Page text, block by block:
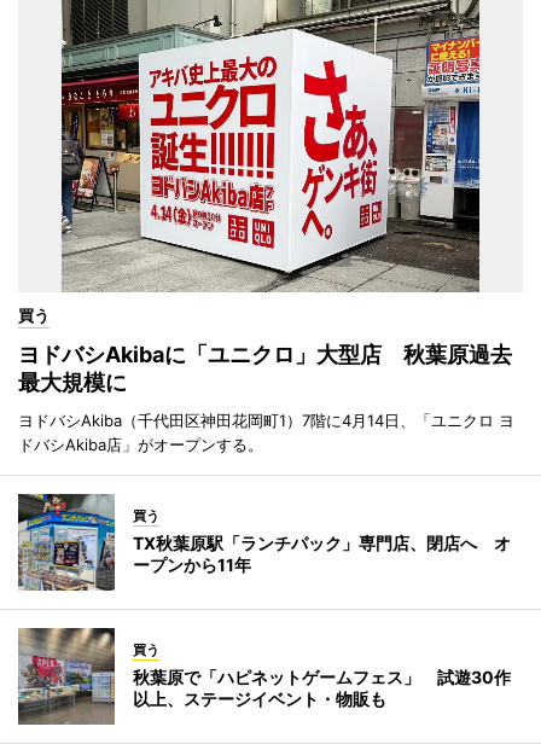
買う
ヨドバシAkibaに「ユニクロ」大型店 秋葉原過去
最大規模に
ヨドバシAkiba（千代田区神田花岡町1）7階に4月14日、「ユニクロ ヨ
ドバシAkiba店」がオープンする。
買う
TX秋葉原駅「ランチパック」専門店、閉店へ オ
ープンから11年
買う
秋葉原で「ハピネットゲームフェス」 試遊30作
以上、ステージイベント・物販も